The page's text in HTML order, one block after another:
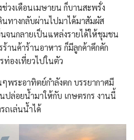
วงเดือนเมษายน ก็บานสะพรั่ง
ทางกลับผ่านไปมาได้มาสัมผัส
จนกลายเป็นแหล่งรายได้ให้ชุมชน
านค้าร้านอาหาร ก็มีลูกค้าคึกคัก
ท่องเที่ยวไปในตัว
พระอาทิตย์กำลังตก บรรยากาศมี
ปล่อยน้ำมาให้กับ เกษตรกร งานนี้
ถเล่นน้ำได้